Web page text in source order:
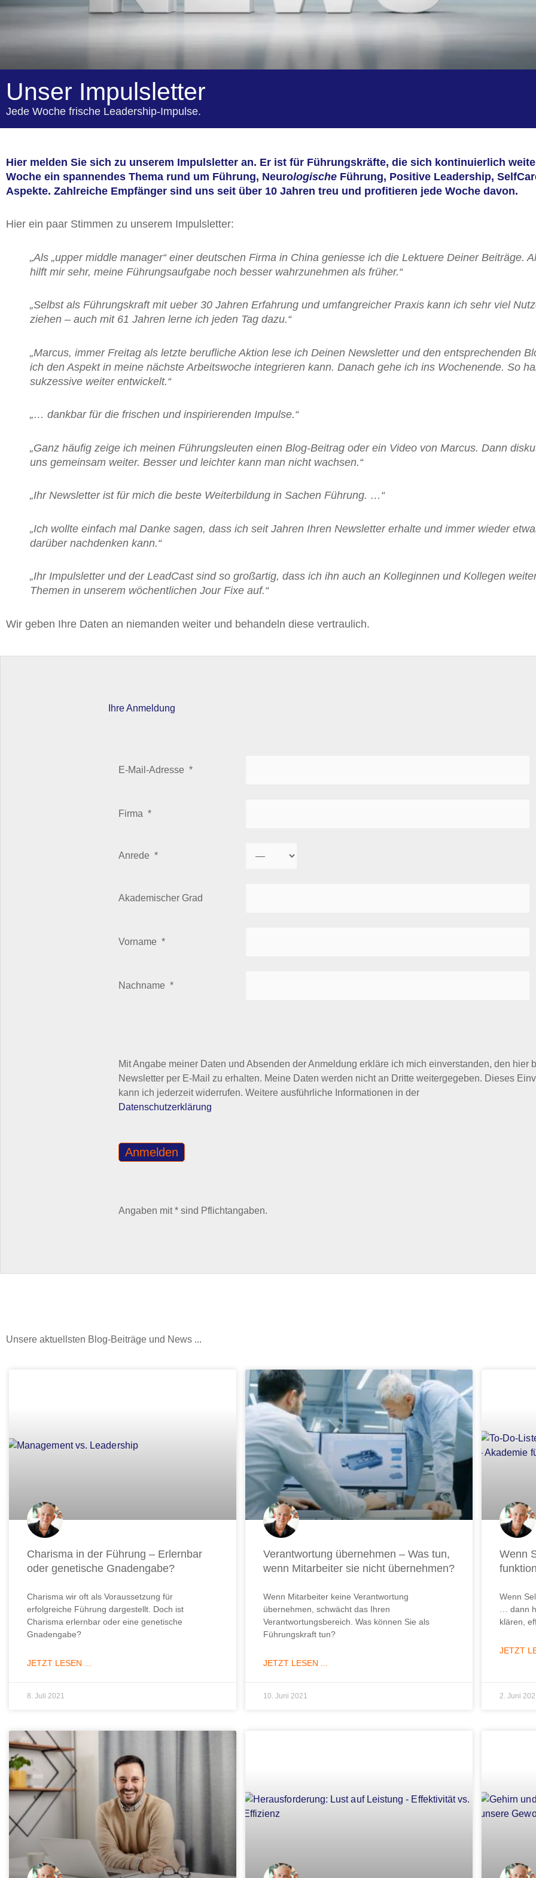
Unser Impulsletter
Jede Woche frische Leadership-Impulse.
Hier melden Sie sich zu unserem Impulsletter an. Er ist für Führungskräfte, die sich kontinuierlich
Woche ein spannendes Thema rund um Führung, Neurologische Führung, Positive Leadership,
Aspekte. Zahlreiche Empfänger sind uns seit über 10 Jahren treu und profitieren jede Woche davon.
Hier ein paar Stimmen zu unserem Impulsletter:
„Als „upper middle manager“ einer deutschen Firma in China geniesse ich die Lektuere Deiner Beiträge.
hilft mir sehr, meine Führungsaufgabe noch besser wahrzunehmen als früher.“
„Selbst als Führungskraft mit ueber 30 Jahren Erfahrung und umfangreicher Praxis kann ich sehr viel
ziehen – auch mit 61 Jahren lerne ich jeden Tag dazu.“
„Marcus, immer Freitag als letzte berufliche Aktion lese ich Deinen Newsletter und den entsprechenden
ich den Aspekt in meine nächste Arbeitswoche integrieren kann. Danach gehe ich ins Wochenende. So
sukzessive weiter entwickelt.“
„… dankbar für die frischen und inspirierenden Impulse.“
„Ganz häufig zeige ich meinen Führungsleuten einen Blog-Beitrag oder ein Video von Marcus. Dann
uns gemeinsam weiter. Besser und leichter kann man nicht wachsen.“
„Ihr Newsletter ist für mich die beste Weiterbildung in Sachen Führung. …“
„Ich wollte einfach mal Danke sagen, dass ich seit Jahren Ihren Newsletter erhalte und immer wieder
darüber nachdenken kann.“
„Ihr Impulsletter und der LeadCast sind so großartig, dass ich ihn auch an Kolleginnen und Kollegen
Themen in unserem wöchentlichen Jour Fixe auf.“
Wir geben Ihre Daten an niemanden weiter und behandeln diese vertraulich.
Ihre Anmeldung
E-Mail-Adresse *
Firma *
Anrede *
Akademischer Grad
Vorname *
Nachname *
Mit Angabe meiner Daten und Absenden der Anmeldung erkläre ich mich einverstanden, den hier
Newsletter per E-Mail zu erhalten. Meine Daten werden nicht an Dritte weitergegeben. Dieses
kann ich jederzeit widerrufen. Weitere ausführliche Informationen in der
Datenschutzerklärung
Angaben mit * sind Pflichtangaben.
Unsere aktuellsten Blog-Beiträge und News ...
Charisma in der Führung – Erlernbar
oder genetische Gnadengabe?
Charisma wir oft als Voraussetzung für
erfolgreiche Führung dargestellt. Doch ist
Charisma erlernbar oder eine genetische
Gnadengabe?
JETZT LESEN ...
8. Juli 2021
Verantwortung übernehmen – Was tun,
wenn Mitarbeiter sie nicht übernehmen?
Wenn Mitarbeiter keine Verantwortung
übernehmen, schwächt das Ihren
Verantwortungsbereich. Was können Sie als
Führungskraft tun?
JETZT LESEN ...
10. Juni 2021
Wenn
Wenn
… dann
klären,
JETZT
2. Juni
Seite Seite Seite Seite Seite Seite Seite Seite Seite